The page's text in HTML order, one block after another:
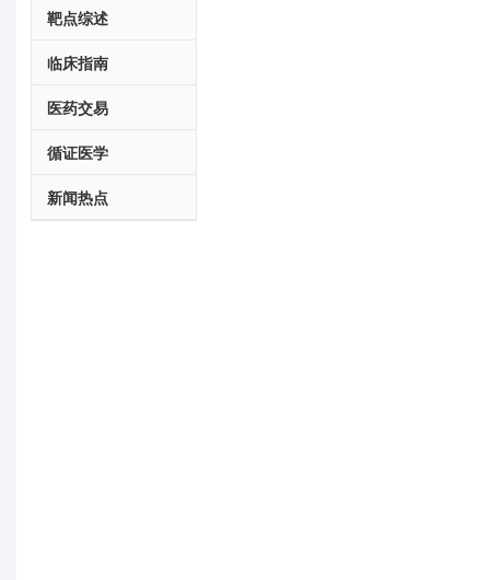
靶点综述
临床指南
医药交易
循证医学
新闻热点